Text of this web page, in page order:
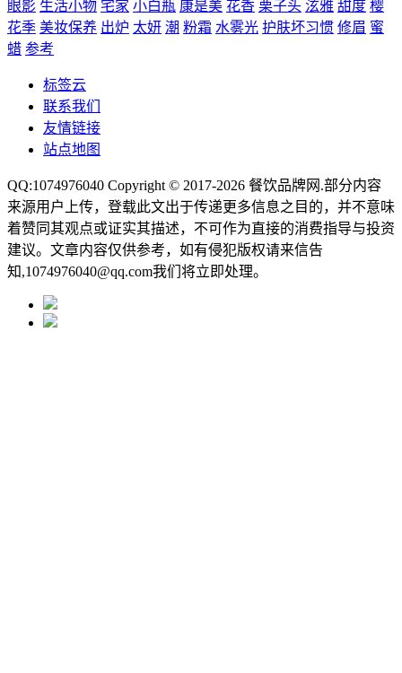
眼影 生活小物 宅家 小白瓶 康是美 花香 栗子头 泫雅 甜度 樱
花季 美妆保养 出炉 太妍 潮 粉霜 水雾光 护肤坏习惯 修眉 蜜
蜡 参考
标签云
联系我们
友情链接
站点地图
QQ:1074976040 Copyright © 2017-2026 餐饮品牌网 .部分内容
来源用户上传，登载此文出于传递更多信息之目的，并不意味
着赞同其观点或证实其描述，不可作为直接的消费指导与投资
建议。文章内容仅供参考，如有侵犯版权请来信告
知,1074976040@qq.com我们将立即处理。